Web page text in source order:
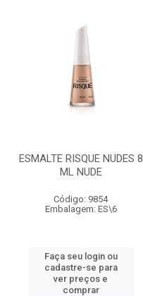
ESMALTE RISQUE NUDES 8
ML NUDE
Código: 9854
Embalagem: ES\6
Faça seu login ou
cadastre-se para
ver preços e
comprar